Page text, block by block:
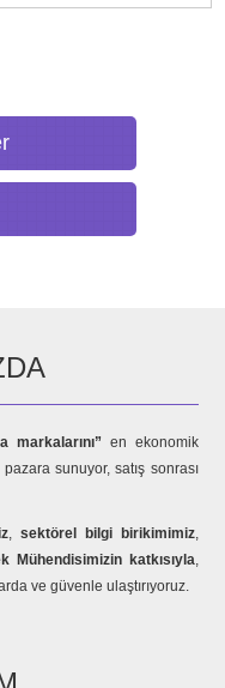
markalarını” en ekonomik
sunuyor, satış sonrası
, sektörel bilgi birikimimiz,
Mühendisimizin katkısıyla,
ve güvenle ulaştırıyoruz.